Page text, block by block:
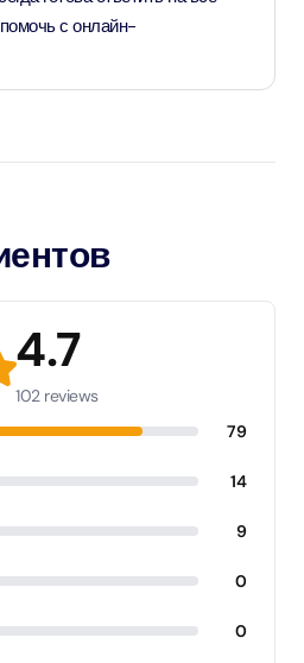
с онлайн-
4.7
102 reviews
79
14
9
0
0